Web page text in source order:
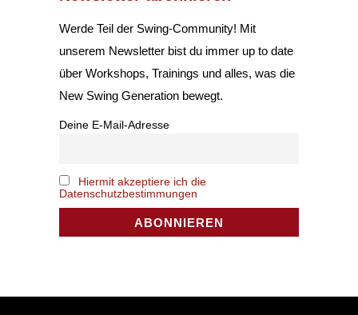
Werde Teil der Swing-Community! Mit
unserem Newsletter bist du immer up to date
über Workshops, Trainings und alles, was die
New Swing Generation bewegt.
Deine E-Mail-Adresse
Hiermit akzeptiere ich die
Datenschutzbestimmungen